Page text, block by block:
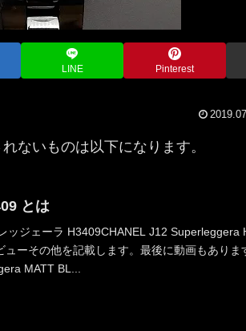
LINE Pinterest
ないものは以下になります。
とは
ッジェーラ H3409CHANEL J12 Superleggera
ーその他を記載します。最後に動画もありま
MATT BL...